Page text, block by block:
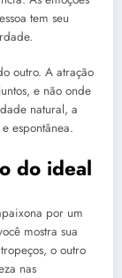
tem seu
outro. A atração
e não onde
natural, a
espontânea.
do ideal
por um
mostra sua
o outro
nas